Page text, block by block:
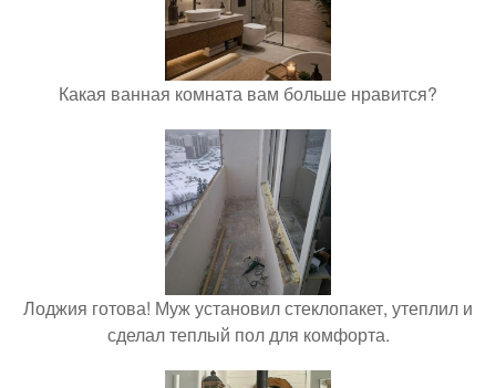
Какая ванная комната вам больше нравится?
Лоджия готова! Муж установил стеклопакет, утеплил и
сделал теплый пол для комфорта.